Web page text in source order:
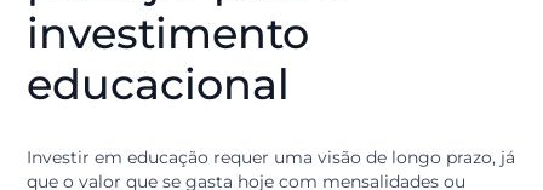
complementam a grade curricular e adiantam a
entrada no mercado de trabalho.
Essa autonomia permite que o foco principal seja o